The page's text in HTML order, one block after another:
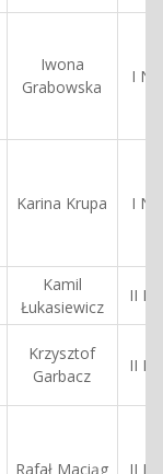
Iwona
Grabowska
I
Karina Krupa I
Kamil
Łukasiewicz
II
Krzysztof
Garbacz
II
Rafał Maciąg II